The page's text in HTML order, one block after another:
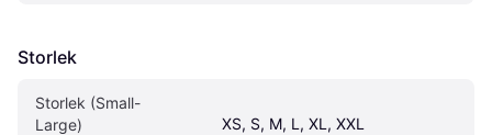
Storlek
Storlek (Small-
Large)
XS, S, M, L, XL, XXL